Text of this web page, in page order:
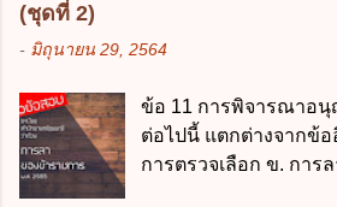
มีอำนาจแต่งตั้งพนักงา
ราชบัญญัติคุ้มครองข้
2562 ก. นายกรัฐมนตรี
สามารถรอการเบิกเงิน
ราชการ พ.ศ. 2562 อ
แม่บทใด ก. พระราชบั
ประมาณ พ.ศ. 2561 ข.
(ชุดที่ 2)
- มิถุนายน 29, 2564
ข้อ 11 การพิจารณาอ
ต่อไปนี้ แตกต่างจากข้อ
การตรวจเลือก ข. การ